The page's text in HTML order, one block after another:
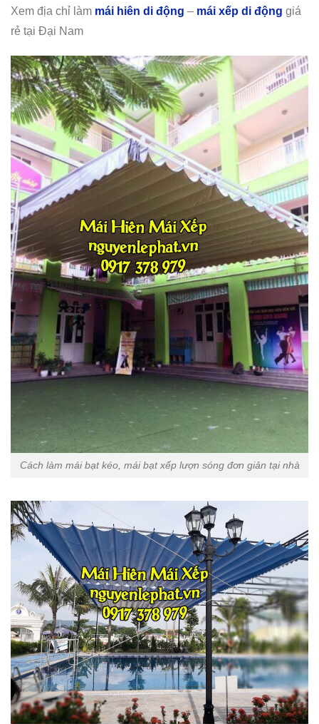
Xem địa chỉ làm mái hiên di động – mái xếp di động giá
rẻ tại Đại Nam
Cách làm mái bạt kéo, mái bạt xếp lượn sóng đơn giản tại nhà